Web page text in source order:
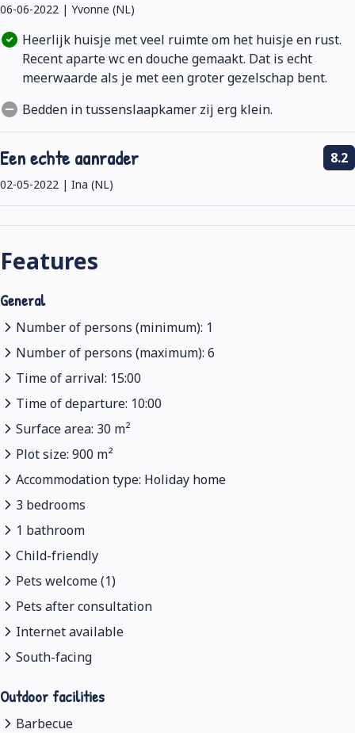
06-06-2022 | Yvonne (NL)
Heerlijk huisje met veel ruimte om het huisje en rust.
Recent aparte wc en douche gemaakt. Dat is echt
meerwaarde als je met een groter gezelschap bent.
Bedden in tussenslaapkamer zij erg klein.
Een echte aanrader
02-05-2022 | Ina (NL)
8.2
Features
General
Number of persons (minimum): 1
Number of persons (maximum): 6
Time of arrival: 15:00
Time of departure: 10:00
Surface area: 30 m²
Plot size: 900 m²
Accommodation type: Holiday home
3 bedrooms
1 bathroom
Child-friendly
Pets welcome (1)
Pets after consultation
Internet available
South-facing
Outdoor facilities
Barbecue